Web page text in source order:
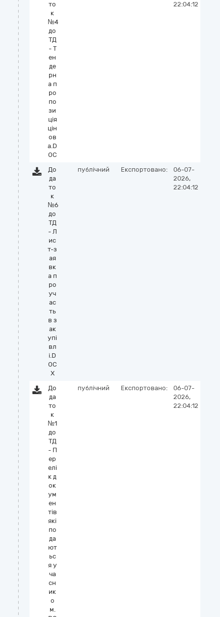
то
к
№4
до
ТД
- Т
ен
де
рн
а п
ро
по
зи
ція
цін
ов
а.D
OC
22:04:12
До
да
то
к
№6
до
ТД
- Л
ис
т-з
ая
вк
а п
ро
уч
ас
ть
в з
ак
упі
вл
і.D
OC
X
публічний Експортовано:
06-07-
2026,
22:04:12
До
да
то
к
№1
до
ТД
- П
ер
елі
к д
ок
ум
ен
тів
які
по
да
ют
ьс
я у
ча
сн
ик
о
м.
публічний Експортовано:
06-07-
2026,
22:04:12